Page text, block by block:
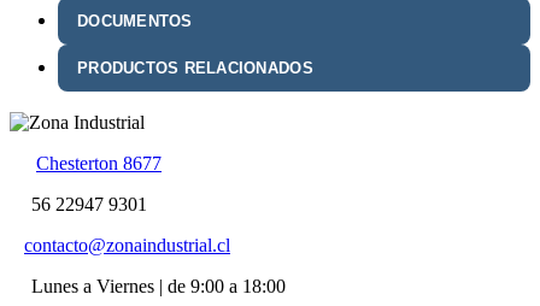
DOCUMENTOS
PRODUCTOS RELACIONADOS
Chesterton 8677
56 22947 9301
contacto@zonaindustrial.cl
Lunes a Viernes | de 9:00 a 18:00